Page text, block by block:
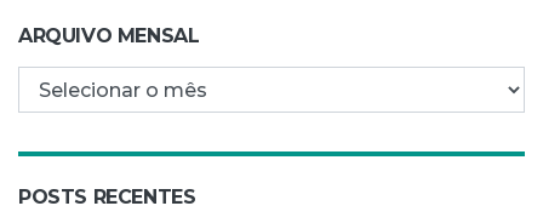
ARQUIVO MENSAL
Arquivo mensal
POSTS RECENTES